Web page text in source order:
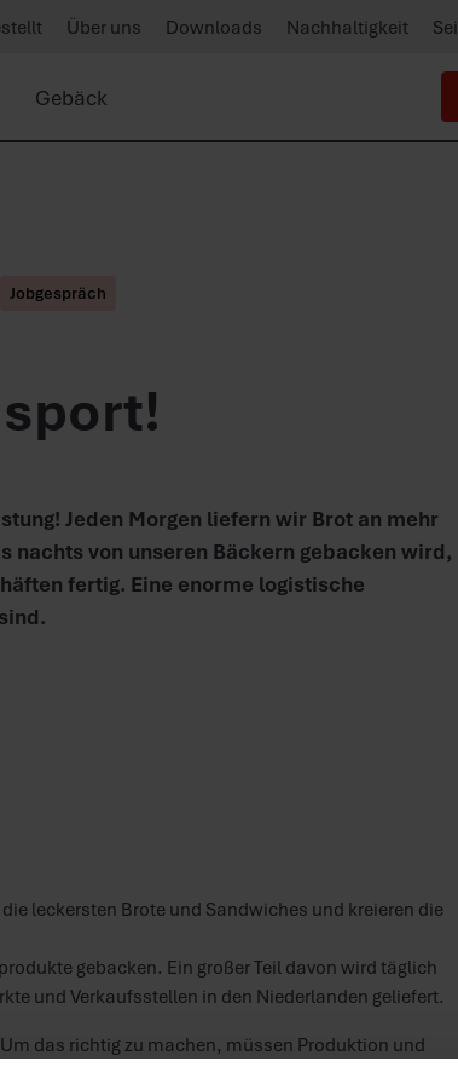
Gebäck
Über uns Downloads Nachhaltigkeit
Jobgespräch
Jeden Morgen liefern wir Brot an mehr
nachts von unseren Bäckern gebacken wird,
fertig. Eine enorme logistische
leckersten Brote und Sandwiches und kreieren die
gebacken. Ein großer Teil davon wird täglich
und Verkaufsstellen in den Niederlanden geliefert.
das richtig zu machen, müssen Produktion und